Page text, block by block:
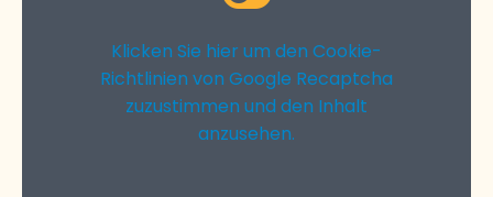
Klicken Sie hier um den Cookie-
Richtlinien von Google Recaptcha
zuzustimmen und den Inhalt
anzusehen.